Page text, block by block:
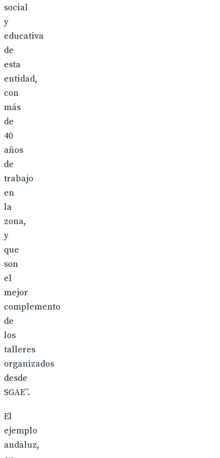
social
y
educativa
de
esta
entidad,
con
más
de
40
años
de
trabajo
en
la
zona,
y
que
son
el
mejor
complemento
de
los
talleres
organizados
desde
SGAE”.
El
ejemplo
andaluz,